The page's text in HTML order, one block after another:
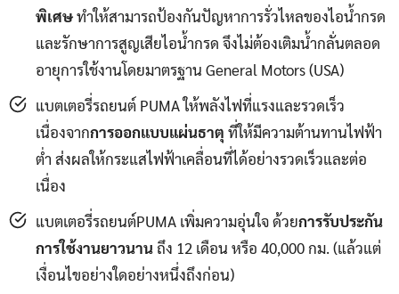
พิเศษทำให้สามารถป้องกันปัญหาการรั่วไหลของไอน้ำกรด
และรักษาการสูญเสียไอน้ำกรด จึงไม่ต้องเติมน้ำกลั่นตลอด
อายุการใช้งานโดยมาตรฐาน General Motors (USA)
แบตเตอรี่รถยนต์ PUMA ให้พลังไฟที่แรงและรวดเร็ว
เนื่องจากการออกแบบแผ่นธาตุ ที่ให้มีความต้านทานไฟฟ้า
ต่ำ ส่งผลให้กระแสไฟฟ้าเคลื่อนที่ได้อย่างรวดเร็วและต่อ
เนื่อง
แบตเตอรี่รถยนต์PUMA เพิ่มความอุ่นใจ ด้วยการรับประกัน
การใช้งานยาวนานถึง 12 เดือน หรือ 40,000 กม. (แล้วแต่
เงื่อนไขอย่างใดอย่างหนึ่งถึงก่อน)